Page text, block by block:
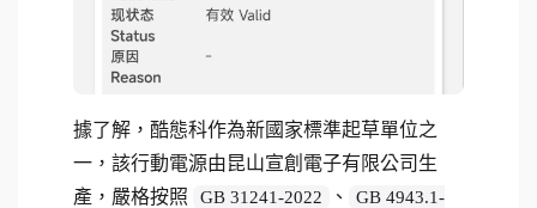
據了解，酷態科作為新國家標準起草單位之
一，該行動電源由昆山宣創電子有限公司生
產，嚴格按照
GB 31241-2022 、
GB 4943.1-